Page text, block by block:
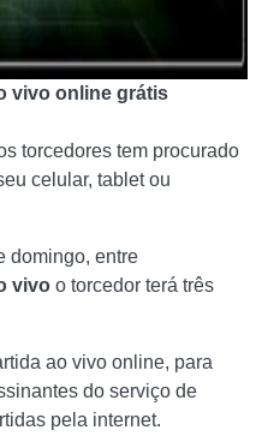
vivo online grátis
torcedores tem procurado
celular, tablet ou
domingo, entre
vivo o torcedor terá três
ao vivo online, para
do serviço de
pela internet.